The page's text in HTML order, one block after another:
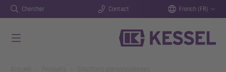
Chercher Contact French (FR)